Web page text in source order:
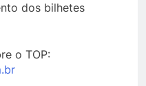
dos bilhetes
o TOP: